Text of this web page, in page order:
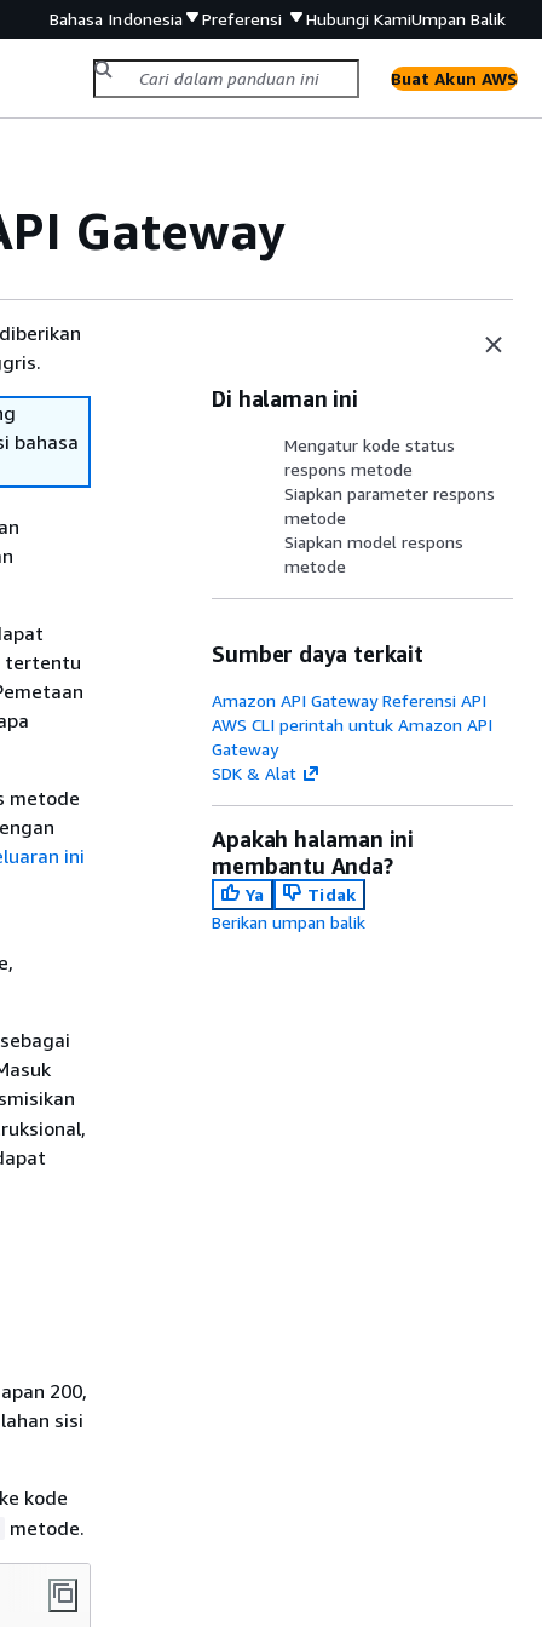
Bahasa Indonesia Preferensi Hubungi KamiUmpan Balik
Buat Akun AWS
Gateway
bahasa
tertentu
metode
ini
200,
sisi
kode
metode.
Di halaman ini
Mengatur kode status
respons metode
Siapkan parameter respons
metode
Siapkan model respons
metode
Sumber daya terkait
Amazon API Gateway Referensi API
AWS CLI perintah untuk Amazon API
Gateway
SDK & Alat
Apakah halaman ini
membantu Anda?
Ya
Tidak
Berikan umpan balik